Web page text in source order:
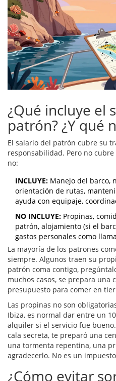
¿Qué incluye el
patrón? ¿Y qué
El salario del patrón cubre su
responsabilidad. Pero no
no:
INCLUYE: Manejo del barco,
orientación de rutas,
ayuda con equipaje,
NO INCLUYE: Propinas,
patrón, alojamiento (si el
gastos personales como
La mayoría de los patrones
siempre. Algunos traen su
patrón coma contigo,
muchos casos, se prepara una
presupuesto para comer en
Las propinas no son
Ibiza, es normal dar entre un
alquiler si el servicio fue
cala secreta, te preparó una
una tormenta repentina, una
agradecerlo. No es un
¿Cómo evitar